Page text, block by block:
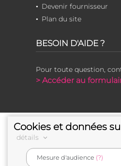
Devenir fournisseur
Plan du site
BESOIN D'AIDE ?
Pour toute question,
> Accéder au
Cookies et données
détails
Mesure d'audience (?)